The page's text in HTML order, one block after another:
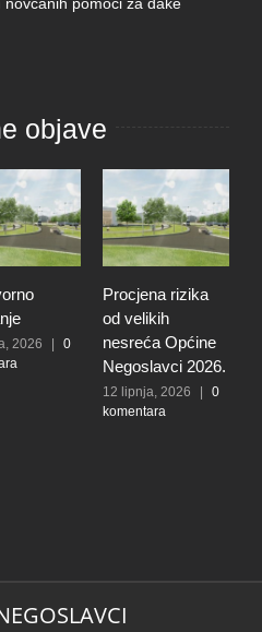
pomoći za đake
objave
2026
0
Procjena rizika
od velikih
nesreća Općine
Negoslavci 2026.
12 lipnja, 2026
0
komentara